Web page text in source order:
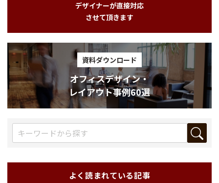
デザイナーが直接対応
させて頂きます
資料ダウンロード
オフィスデザイン・
レイアウト事例60選
よく読まれている記事